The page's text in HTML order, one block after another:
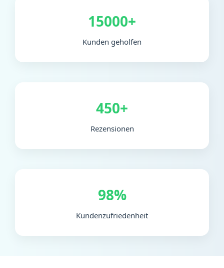
15000+
Kunden geholfen
450+
Rezensionen
98%
Kundenzufriedenheit